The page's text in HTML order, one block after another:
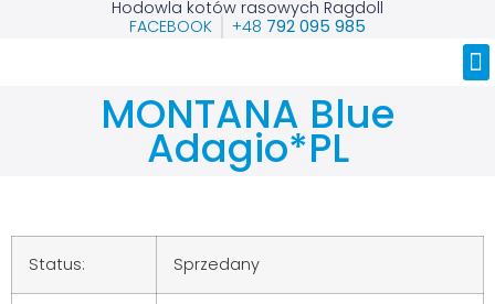
Hodowla kotów rasowych Ragdoll
FACEBOOK
+48 792 095 985
MONTANA Blue
Adagio*PL
Status: Sprzedany